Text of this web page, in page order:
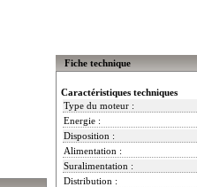
Fiche technique
Caractéristiques techniques
Type du moteur :
Energie :
Disposition :
Alimentation :
Suralimentation :
Distribution :